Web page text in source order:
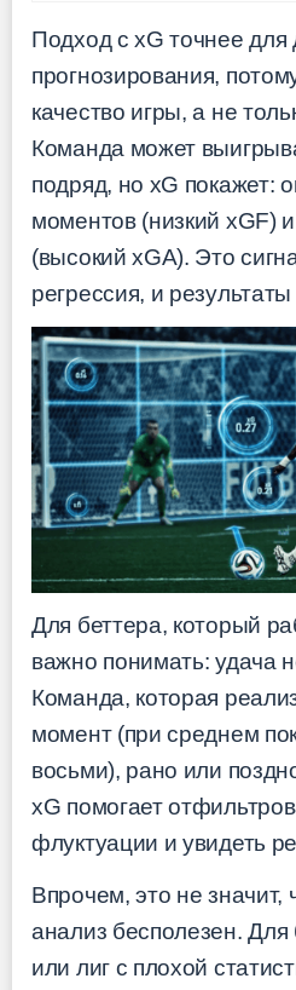
Подход с xG точнее для
прогнозирования,
качество игры, а не
Команда может
подряд, но xG покажет:
моментов (низкий xGF)
(высокий xGA). Это
регрессия, и
Для беттера, который
важно понимать: удача
Команда, которая
момент (при среднем
восьми), рано или
xG помогает
флуктуации и увидеть
Впрочем, это не значит,
анализ бесполезен.
или лиг с плохой